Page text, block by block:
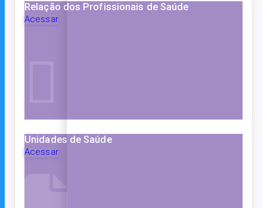
Relação dos Profissionais de Saúde
Acessar
Unidades de Saúde
Acessar